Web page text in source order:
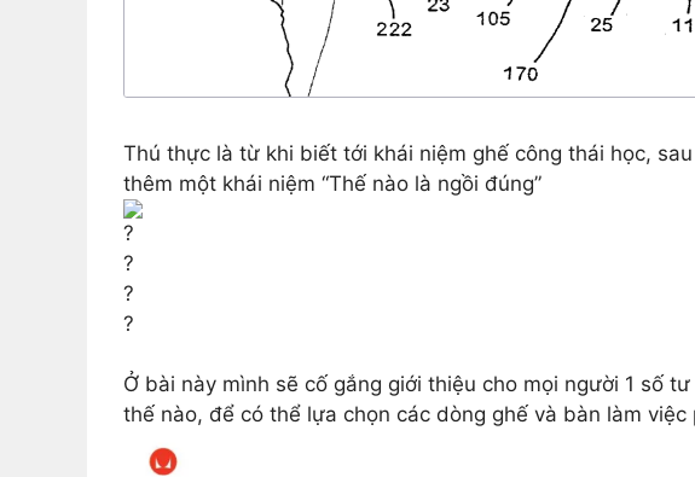
Thú thực là từ khi biết tới khái niệm ghế công thái học,
thêm một khái niệm “Thế nào là ngồi đúng”
Ở bài này mình sẽ cố gắng giới thiệu cho mọi người 1 số
thế nào, để có thể lựa chọn các dòng ghế và bàn làm việc